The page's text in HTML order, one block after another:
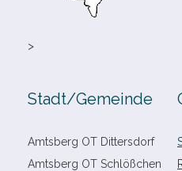
>
Stadt/​Gemeinde
Amtsberg OT Dittersdorf
Amtsberg OT Schlößchen